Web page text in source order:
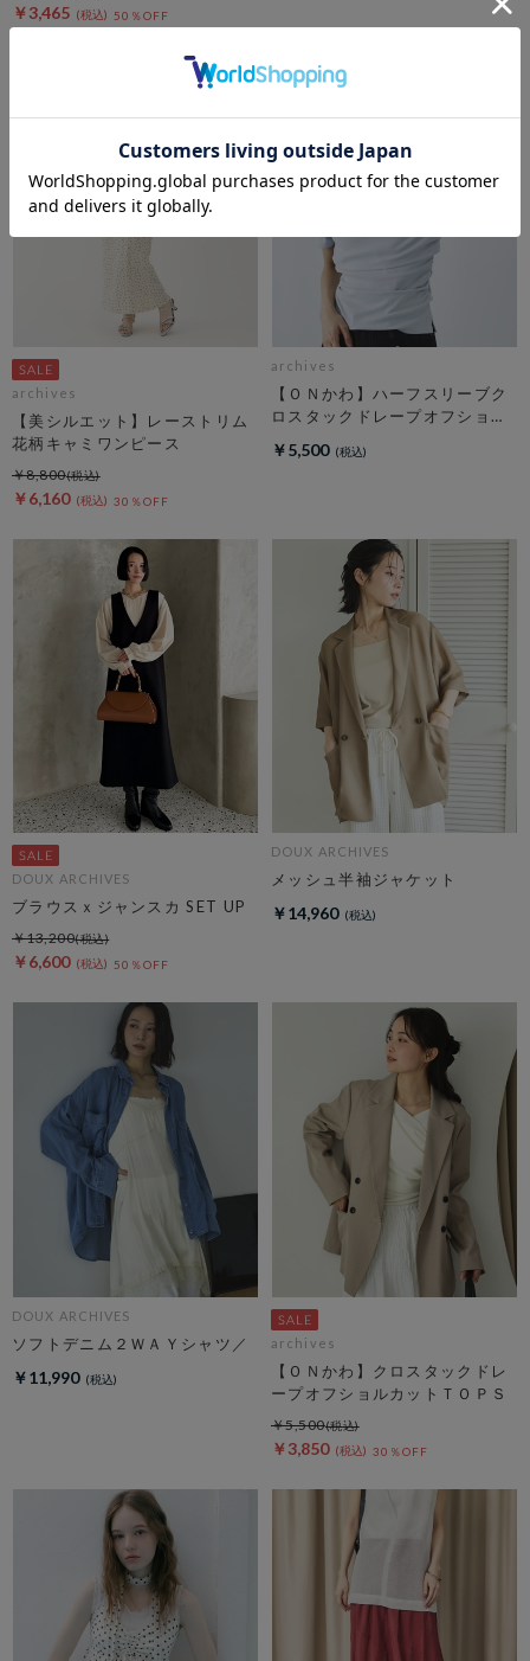
￥3,465 50％OFF
archives
【美シルエット】レーストリム
花柄キャミワンピース
￥6,160 30％OFF
￥8,800
archives
【ＯＮかわ】ハーフスリーブク
ロスタックドレープオフショル
￥5,500
DOUX ARCHIVES
ブラウスｘジャンスカ SET UP
￥6,600 50％OFF
￥13,200
DOUX ARCHIVES
メッシュ半袖ジャケット
￥14,960
DOUX ARCHIVES
ソフトデニム２ＷＡＹシャツ／
￥11,990
archives
【ＯＮかわ】クロスタックドレ
ープオフショルカットＴＯＰＳ
￥3,850 30％OFF
￥5,500